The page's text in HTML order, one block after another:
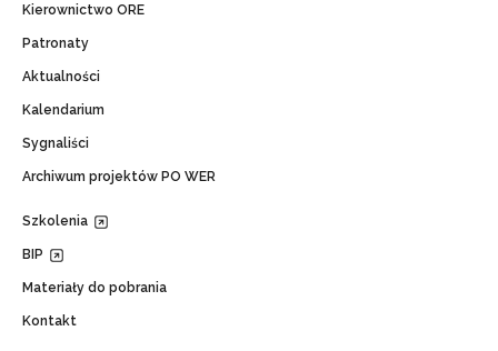
Kierownictwo ORE
Patronaty
Aktualności
Kalendarium
Sygnaliści
Archiwum projektów PO WER
Szkolenia
BIP
Materiały do pobrania
Kontakt